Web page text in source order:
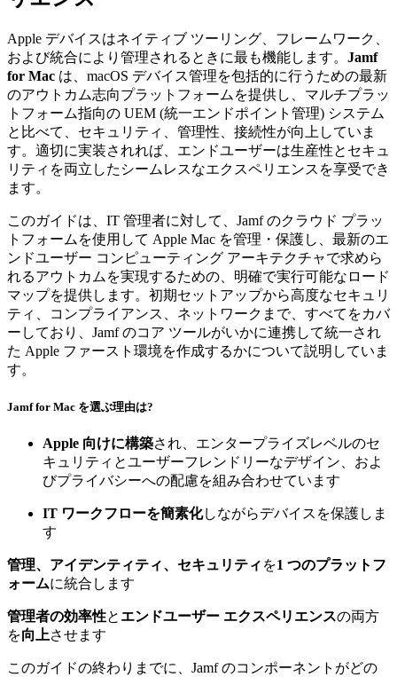
Apple デバイスはネイティブ ツーリング、フレームワーク、
および統合により管理されるときに最も機能します。 Jamf
for Mac は、macOS デバイス管理を包括的に行うための最新
のアウトカム志向プラットフォームを提供し、マルチプラッ
トフォーム指向の UEM (統一エンドポイント管理) システム
と比べて、セキュリティ、管理性、接続性が向上していま
す。適切に実装されれば、エンドユーザーは生産性とセキュ
リティを両立したシームレスなエクスペリエンスを享受でき
ます。
このガイドは、IT 管理者に対して、Jamf のクラウド プラッ
トフォームを使用して Apple Mac を管理・保護し、最新のエ
ンドユーザー コンピューティング アーキテクチャで求めら
れるアウトカムを実現するための、明確で実行可能なロード
マップを提供します。初期セットアップから高度なセキュリ
ティ、コンプライアンス、ネットワークまで、すべてをカバ
ーしており、Jamf のコア ツールがいかに連携して統一され
た Apple ファースト環境を作成するかについて説明していま
す。
Jamf for Mac を選ぶ理由は?
Apple 向けに構築され、エンタープライズレベルのセ
キュリティとユーザーフレンドリーなデザイン、およ
びプライバシーへの配慮を組み合わせています
IT ワークフローを簡素化しながらデバイスを保護しま
す
管理、アイデンティティ、セキュリティ を1 つのプラットフ
ォームに統合します
管理者の効率性と エンドユーザー エクスペリエンスの両方
を向上させます
このガイドの終わりまでに、Jamf のコンポーネントがどの